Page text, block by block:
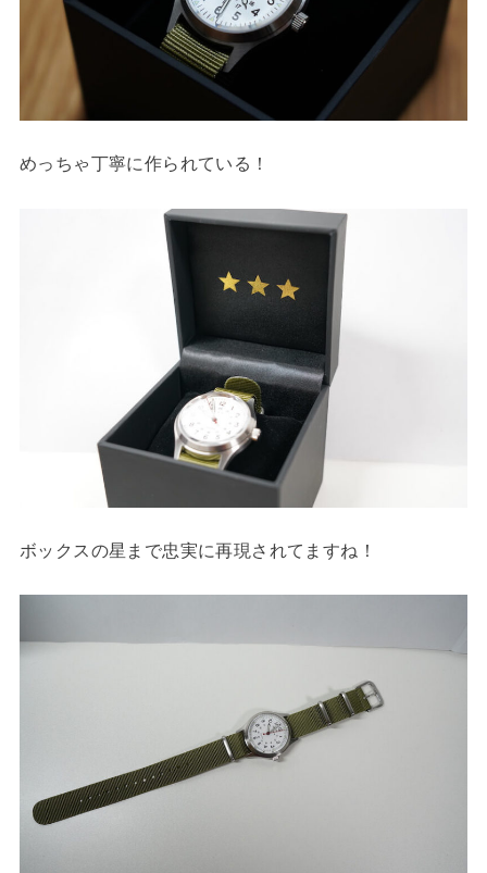
めっちゃ丁寧に作られている！
ボックスの星まで忠実に再現されてますね！